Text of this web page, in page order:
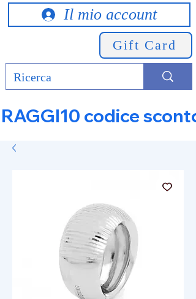
Il mio account
Gift Card
RAGGI10 codice